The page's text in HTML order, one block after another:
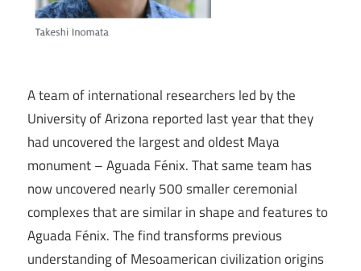
A team of international researchers led by the
University of Arizona reported last year that they
had uncovered the largest and oldest Maya
monument – Aguada Fénix. That same team has
now uncovered nearly 500 smaller ceremonial
complexes that are similar in shape and features to
Aguada Fénix. The find transforms previous
understanding of Mesoamerican civilization origins